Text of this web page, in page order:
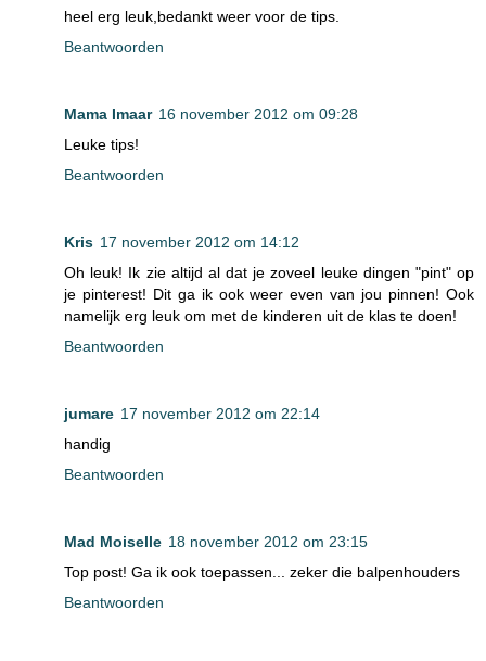
heel erg leuk,bedankt weer voor de tips.
Beantwoorden
Mama Imaar 16 november 2012 om 09:28
Leuke tips!
Beantwoorden
Kris 17 november 2012 om 14:12
Oh leuk! Ik zie altijd al dat je zoveel leuke dingen "pint" op
je pinterest! Dit ga ik ook weer even van jou pinnen! Ook
namelijk erg leuk om met de kinderen uit de klas te doen!
Beantwoorden
jumare 17 november 2012 om 22:14
handig
Beantwoorden
Mad Moiselle 18 november 2012 om 23:15
Top post! Ga ik ook toepassen... zeker die balpenhouders
Beantwoorden